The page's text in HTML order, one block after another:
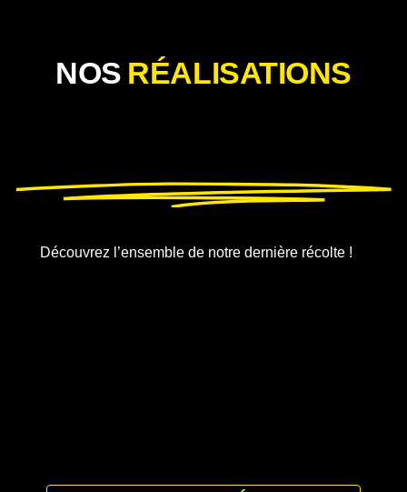
NOS RÉALISATIONS
Découvrez l’ensemble de notre dernière récolte !